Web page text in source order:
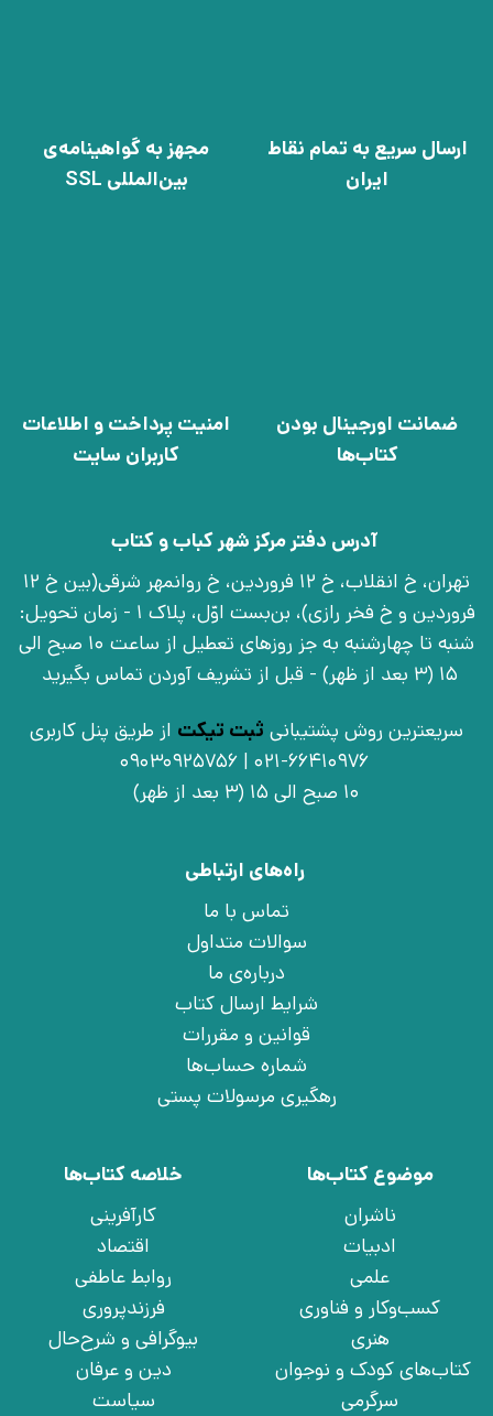
ارسال سریع به تمام نقاط
ایران
مجهز به گواهینامه‌ی
بین‌المللی SSL
ضمانت اورجینال بودن
کتاب‌ها
امنیت پرداخت و اطلاعات
کاربران سایت
آدرس دفتر مرکز شهر کباب و کتاب
تهران، خ انقلاب، خ 12 فروردین، خ روانمهر شرقی(بین خ 12
فروردین و خ فخر رازی)، بن‌بست اوّل، پلاک 1 - زمان تحویل:
شنبه تا چهارشنبه به جز روزهای تعطیل از ساعت 10 صبح الی
15 (3 بعد از ظهر) - قبل از تشریف آوردن تماس بگیرید
سریعترین روش پشتیبانی ثبت تیکت از طریق پنل کاربری
021-66410976 | 09030925756
10 صبح الی 15 (3 بعد از ظهر)
راه‌های ارتباطی
تماس با ما
سوالات متداول
درباره‌ی ما
شرایط ارسال کتاب
قوانین و مقررات
شماره حساب‌ها
رهگیری مرسولات پستی
موضوع کتاب‌ها
ناشران
ادبیات
علمی
کسب‌وکار و فناوری
هنری
کتاب‌های کودک و نوجوان
سرگرمی
خلاصه کتاب‌ها
کارآفرینی
اقتصاد
روابط عاطفی
فرزندپروری
بیوگرافی و شرح‌حال
دین و عرفان
سیاست